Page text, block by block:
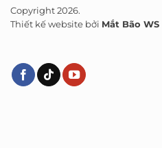
Copyright 2026.
Thiết kế website bởi Mắt Bão WS